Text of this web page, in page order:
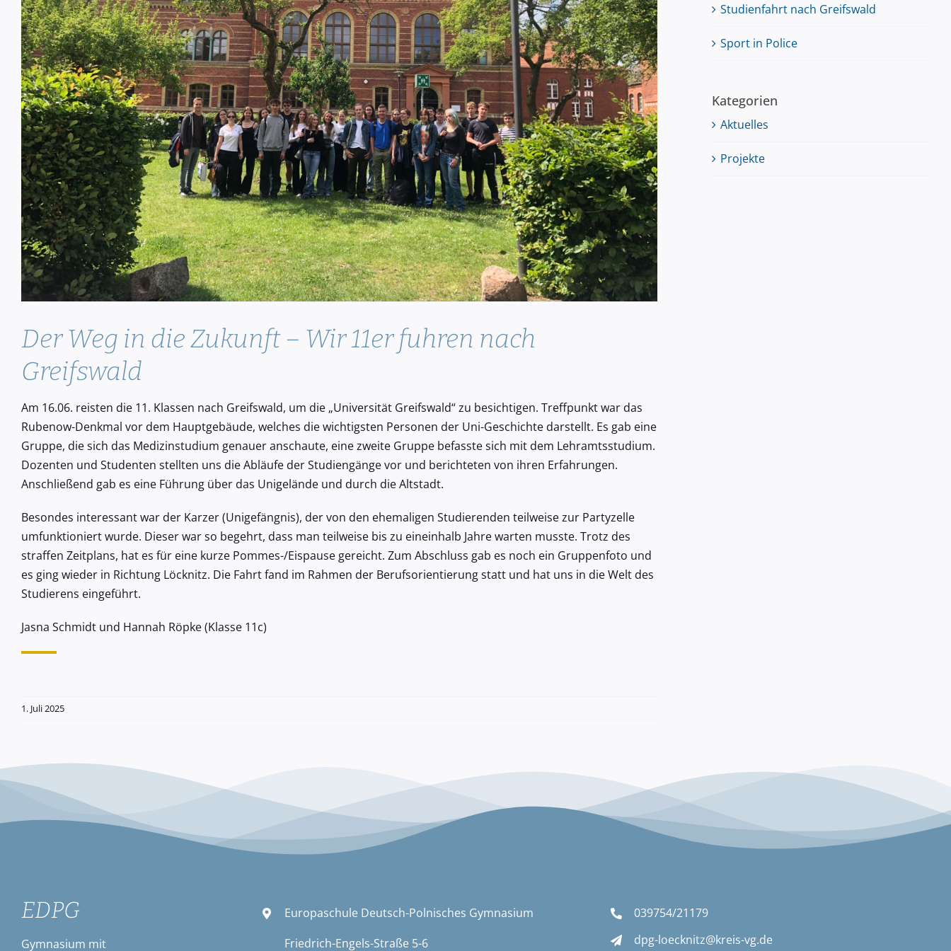
Der Weg in die Zukunft – Wir 11er fuhren nach
Greifswald
Am 16.06. reisten die 11. Klassen nach Greifswald, um die „Universität Greifswald“ zu besichtigen. Treffpunkt war das
Rubenow-Denkmal vor dem Hauptgebäude, welches die wichtigsten Personen der Uni-Geschichte darstellt. Es gab eine
Gruppe, die sich das Medizinstudium genauer anschaute, eine zweite Gruppe befasste sich mit dem Lehramtsstudium.
Dozenten und Studenten stellten uns die Abläufe der Studiengänge vor und berichteten von ihren Erfahrungen.
Anschließend gab es eine Führung über das Unigelände und durch die Altstadt.
Besondes interessant war der Karzer (Unigefängnis), der von den ehemaligen Studierenden teilweise zur Partyzelle
umfunktioniert wurde. Dieser war so begehrt, dass man teilweise bis zu eineinhalb Jahre warten musste. Trotz des
straffen Zeitplans, hat es für eine kurze Pommes-/Eispause gereicht. Zum Abschluss gab es noch ein Gruppenfoto und
es ging wieder in Richtung Löcknitz. Die Fahrt fand im Rahmen der Berufsorientierung statt und hat uns in die Welt des
Studierens eingeführt.
Jasna Schmidt und Hannah Röpke (Klasse 11c)
1. Juli 2025
Studienfahrt nach Greifswald
Sport in Police
Kategorien
Aktuelles
Projekte
EDPG
Gymnasium mit
Europaschule Deutsch-Polnisches Gymnasium
Friedrich-Engels-Straße 5-6
039754/21179
dpg-loecknitz@kreis-vg.de